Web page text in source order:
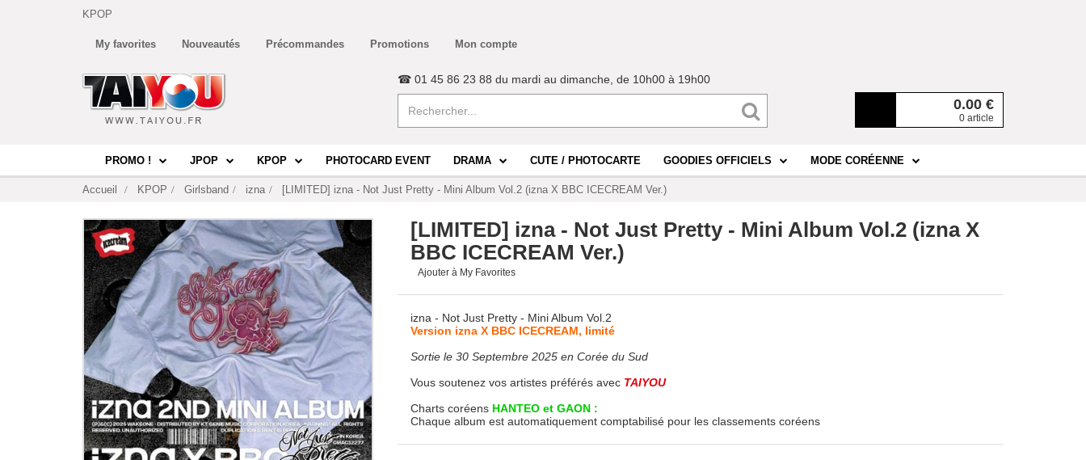
KPOP
My favorites Nouveautés Précommandes Promotions Mon compte
0.00 €
0 article
☎ 01 45 86 23 88 du mardi au dimanche, de 10h00 à 19h00
PROMO ! JPOP KPOP PHOTOCARD EVENT DRAMA CUTE / PHOTOCARTE GOODIES OFFICIELS MODE CORÉENNE
Accueil KPOP Girlsband izna [LIMITED] izna - Not Just Pretty - Mini Album Vol.2 (izna X BBC ICECREAM Ver.)
[LIMITED] izna - Not Just Pretty - Mini Album Vol.2 (izna X
BBC ICECREAM Ver.)
Ajouter à My Favorites
izna - Not Just Pretty - Mini Album Vol.2
Version izna X BBC ICECREAM, limité
Sortie le 30 Septembre 2025 en Corée du Sud
Vous soutenez vos artistes préférés avec TAIYOU
Charts coréens HANTEO et GAON :
Chaque album est automatiquement comptabilisé pour les classements coréens